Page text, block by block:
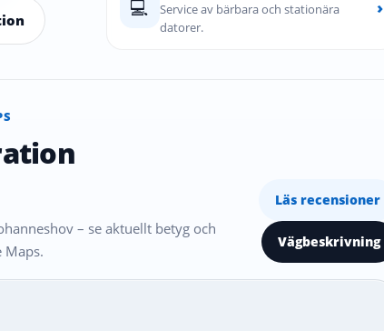
💻
Service av bärbara och stationära
datorer.
›
– se aktuellt betyg och
Maps.
Läs recensioner
Vägbeskrivning